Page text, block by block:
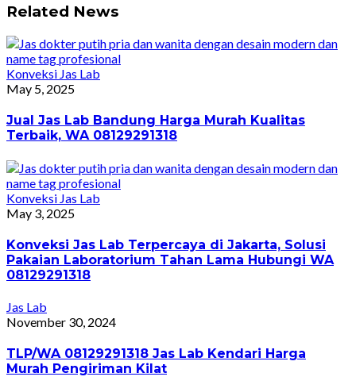
Related News
Konveksi Jas Lab
May 5, 2025
Jual Jas Lab Bandung Harga Murah Kualitas
Terbaik, WA 08129291318
Konveksi Jas Lab
May 3, 2025
Konveksi Jas Lab Terpercaya di Jakarta, Solusi
Pakaian Laboratorium Tahan Lama Hubungi WA
08129291318
Jas Lab
November 30, 2024
TLP/WA 08129291318 Jas Lab Kendari Harga
Murah Pengiriman Kilat